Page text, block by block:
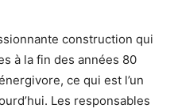
construction qui
à la fin des années 80
ce qui est l’un
Les responsables